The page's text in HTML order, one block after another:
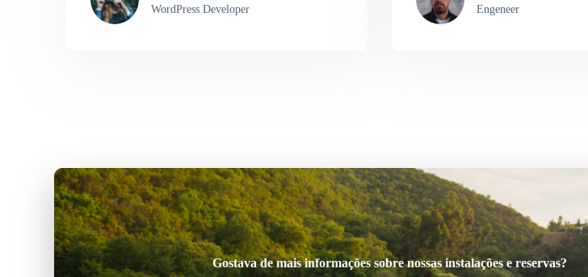
WordPress Developer Engeneer
Gostava de mais informações sobre nossas instalações e reservas?